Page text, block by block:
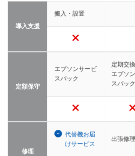
導入支援
搬入・設置
定額保守
エプソンサービ
スパック
定期交
エプソ
スパック
修理
代替機お届
けサービス
出張修理